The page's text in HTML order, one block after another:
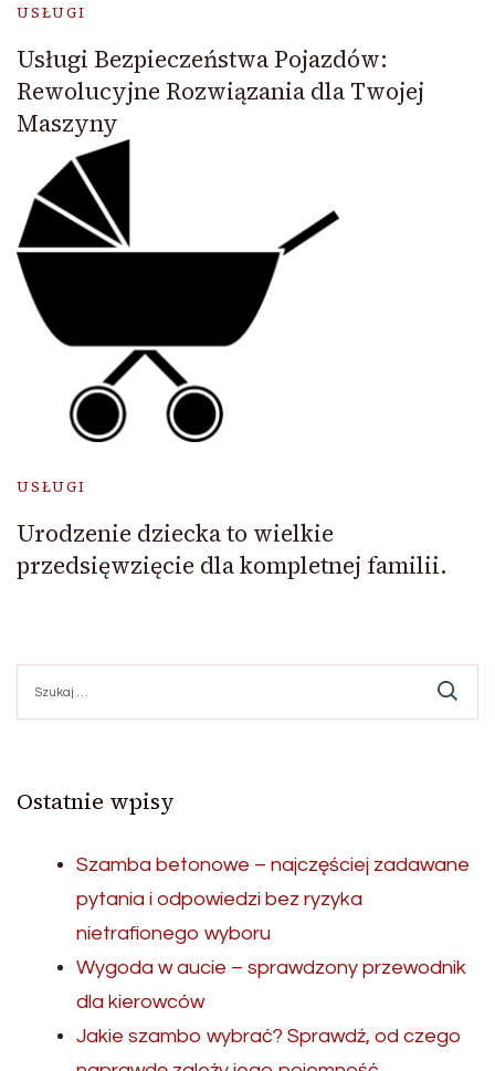
USŁUGI
Usługi Bezpieczeństwa Pojazdów:
Rewolucyjne Rozwiązania dla Twojej
Maszyny
USŁUGI
Urodzenie dziecka to wielkie
przedsięwzięcie dla kompletnej familii.
Ostatnie wpisy
Szamba betonowe – najczęściej zadawane
pytania i odpowiedzi bez ryzyka
nietrafionego wyboru
Wygoda w aucie – sprawdzony przewodnik
dla kierowców
Jakie szambo wybrać? Sprawdź, od czego